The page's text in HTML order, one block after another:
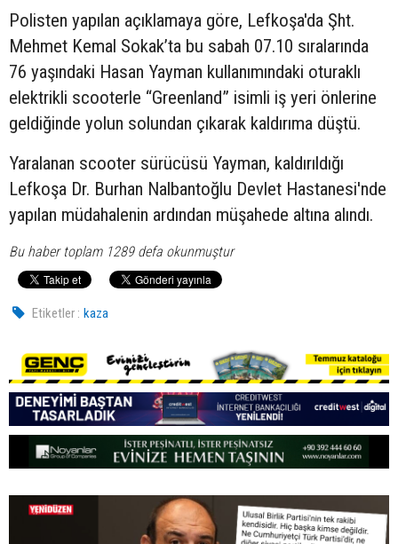
Polisten yapılan açıklamaya göre, Lefkoşa'da Şht.
Mehmet Kemal Sokak’ta bu sabah 07.10 sıralarında
76 yaşındaki Hasan Yayman kullanımındaki oturaklı
elektrikli scooterle “Greenland” isimli iş yeri önlerine
geldiğinde yolun solundan çıkarak kaldırıma düştü.
Yaralanan scooter sürücüsü Yayman, kaldırıldığı
Lefkoşa Dr. Burhan Nalbantoğlu Devlet Hastanesi'nde
yapılan müdahalenin ardından müşahede altına alındı.
Bu haber toplam 1289 defa okunmuştur
Etiketler : kaza